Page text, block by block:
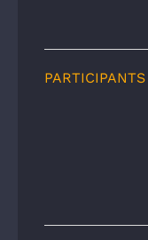
PARTICIPANTS